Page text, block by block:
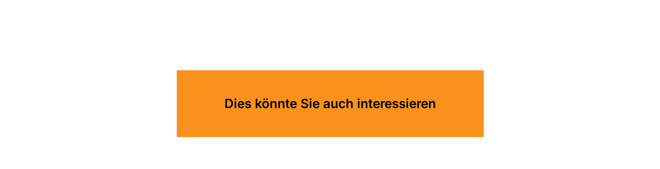
Dies könnte Sie auch interessieren